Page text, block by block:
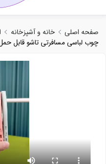
صفحه اصلی خانه و آشپزخانه
چوب لباسی مسافرتی تاشو قابل حمل